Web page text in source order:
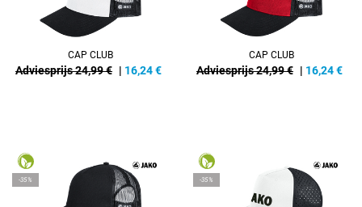
CAP CLUB
Adviesprijs 24,99 € | 16,24€
CAP CLUB
Adviesprijs 24,99 € | 16,24€
-35% -35%